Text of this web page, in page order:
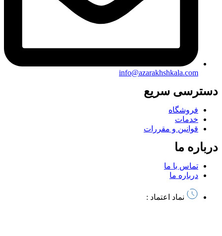
info@azarakhshkala.com
دسترسی سریع
فروشگاه
خدمات
قوانین و مقررات
درباره ما
تماس با ما
درباره ما
نماد اعتماد :